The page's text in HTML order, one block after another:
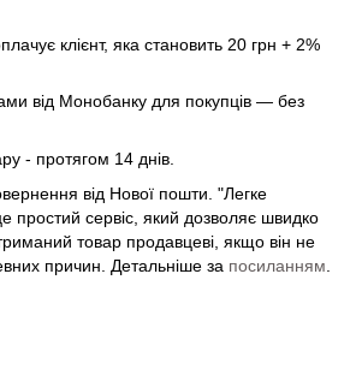
клієнт, яка становить 20 грн + 2%
від Монобанку для покупців — без
- протягом 14 днів.
від Нової пошти. "Легке
простий сервіс, який дозволяє швидко
товар продавцеві, якщо він не
причин. Детальніше за посиланням